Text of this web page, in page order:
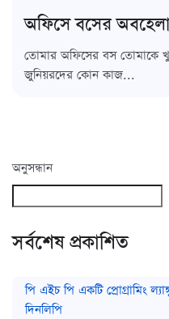
অফিসে বসের
তোমার অফিসের বস তোমাকে
জুনিয়রদের কোন কাজ...
অনুসন্ধান
সর্বশেষ প্রকাশিত
পি এইচ পি একটি প্রোগ্রামিং
দিনলিপি